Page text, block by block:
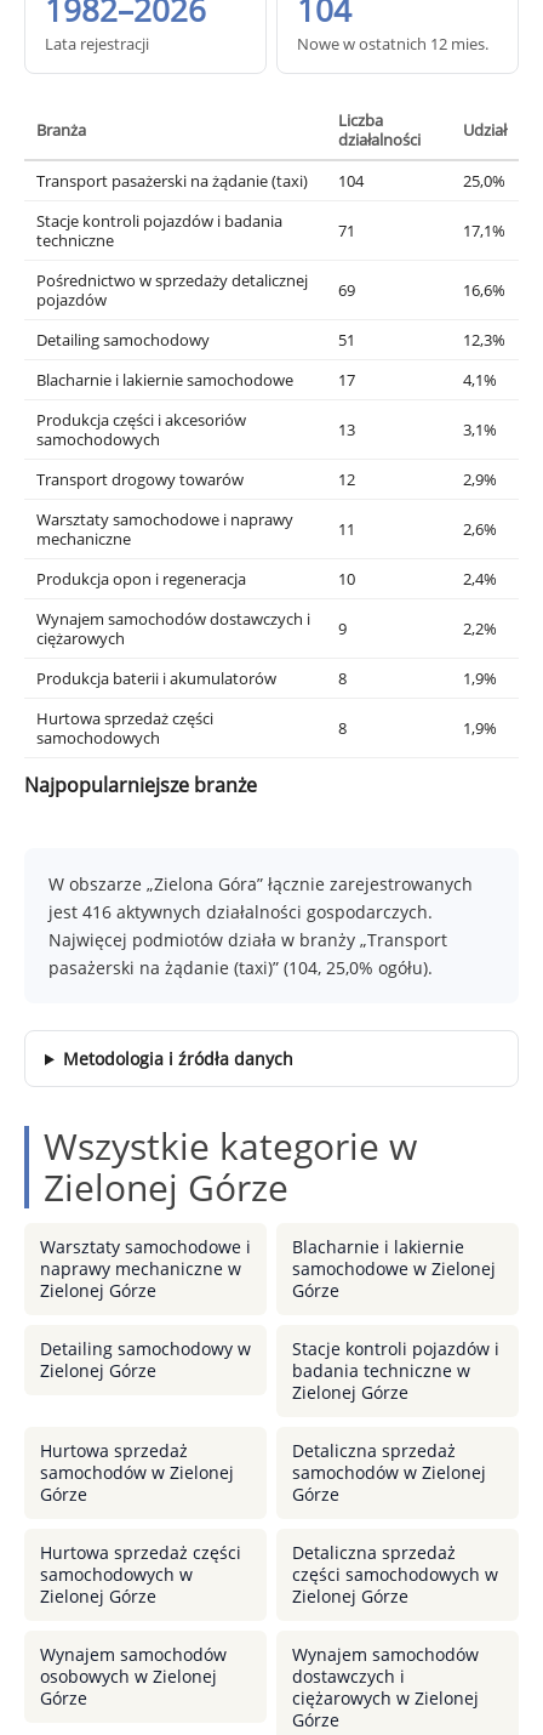
1982–2026
Lata rejestracji
104
Nowe w ostatnich 12 mies.
Najpopularniejsze branże
Branża
Liczba
działalności
Udział
Transport pasażerski na żądanie (taxi) 104
25,0%
Stacje kontroli pojazdów i badania
techniczne
71 17,1%
Pośrednictwo w sprzedaży detalicznej
pojazdów
69 16,6%
Detailing samochodowy 51
12,3%
Blacharnie i lakiernie samochodowe
17
4,1%
Produkcja części i akcesoriów
samochodowych
13 3,1%
Transport drogowy towarów 12
2,9%
Warsztaty samochodowe i naprawy
mechaniczne
11 2,6%
Produkcja opon i regeneracja 10
2,4%
Wynajem samochodów dostawczych i
ciężarowych
9 2,2%
Produkcja baterii i akumulatorów 8
1,9%
Hurtowa sprzedaż części
samochodowych
8 1,9%
W obszarze „Zielona Góra” łącznie zarejestrowanych
jest 416 aktywnych działalności gospodarczych.
Najwięcej podmiotów działa w branży „Transport
pasażerski na żądanie (taxi)” (104, 25,0% ogółu).
Metodologia i źródła danych
Wszystkie kategorie w
Zielonej Górze
Warsztaty samochodowe i
naprawy mechaniczne w
Zielonej Górze
Blacharnie i lakiernie
samochodowe w Zielonej
Górze
Detailing samochodowy w
Zielonej Górze
Stacje kontroli pojazdów i
badania techniczne w
Zielonej Górze
Hurtowa sprzedaż
samochodów w Zielonej
Górze
Detaliczna sprzedaż
samochodów w Zielonej
Górze
Hurtowa sprzedaż części
samochodowych w
Zielonej Górze
Detaliczna sprzedaż
części samochodowych w
Zielonej Górze
Wynajem samochodów
osobowych w Zielonej
Górze
Wynajem samochodów
dostawczych i
ciężarowych w Zielonej
Górze